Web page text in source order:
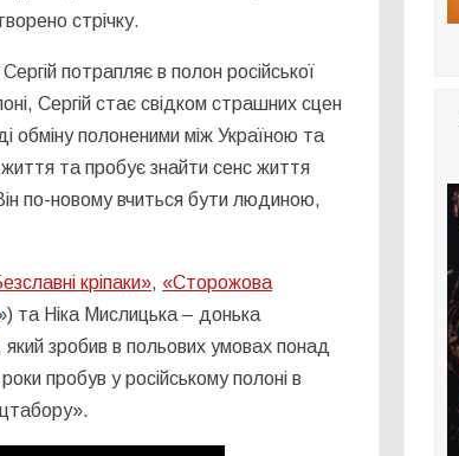
стрічку.
потрапляє в полон російської
Сергій стає свідком страшних сцен
обміну полоненими між Україною та
життя та пробує знайти сенс життя
по-новому вчиться бути людиною,
кріпаки», «Сторожова
та Ніка Мислицька – донька
зробив в польових умовах понад
пробув у російському полоні в